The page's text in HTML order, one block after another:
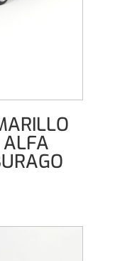
ALFA